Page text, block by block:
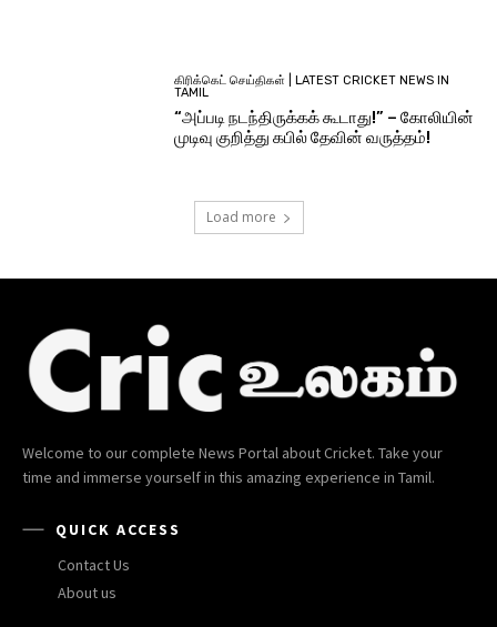
கிரிக்கெட் செய்திகள் | LATEST CRICKET NEWS IN
TAMIL
“அப்படி நடந்திருக்கக் கூடாது!” – கோலியின்
முடிவு குறித்து கபில் தேவின் வருத்தம்!
Load more
Welcome to our complete News Portal about Cricket. Take your
time and immerse yourself in this amazing experience in Tamil.
QUICK ACCESS
Contact Us
About us